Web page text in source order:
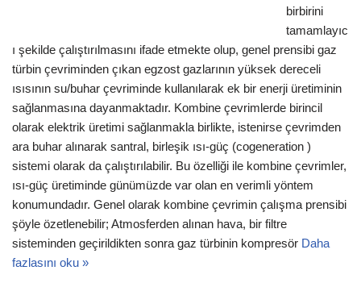
birbirini
tamamlayıc
ı şekilde çalıştırılmasını ifade etmekte olup, genel prensibi gaz
türbin çevriminden çıkan egzost gazlarının yüksek dereceli
ısısının su/buhar çevriminde kullanılarak ek bir enerji üretiminin
sağlanmasına dayanmaktadır. Kombine çevrimlerde birincil
olarak elektrik üretimi sağlanmakla birlikte, istenirse çevrimden
ara buhar alınarak santral, birleşik ısı-güç (cogeneration )
sistemi olarak da çalıştırılabilir. Bu özelliği ile kombine çevrimler,
ısı-güç üretiminde günümüzde var olan en verimli yöntem
konumundadır. Genel olarak kombine çevrimin çalışma prensibi
şöyle özetlenebilir; Atmosferden alınan hava, bir filtre
sisteminden geçirildikten sonra gaz türbinin kompresör Daha
fazlasını oku »